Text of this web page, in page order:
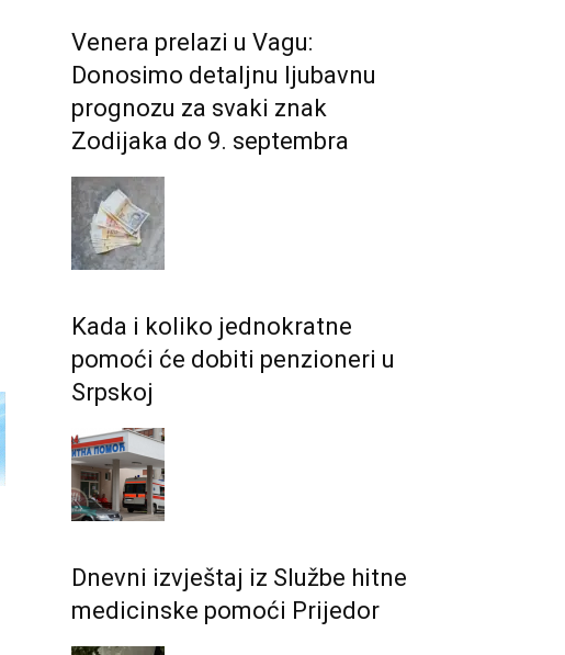
Venera prelazi u Vagu:
Donosimo detaljnu ljubavnu
prognozu za svaki znak
Zodijaka do 9. septembra
Kada i koliko jednokratne
pomoći će dobiti penzioneri u
Srpskoj
Dnevni izvještaj iz Službe hitne
medicinske pomoći Prijedor